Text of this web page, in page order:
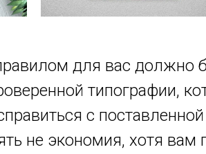
для вас должно
типографии,
с
не экономия, хотя